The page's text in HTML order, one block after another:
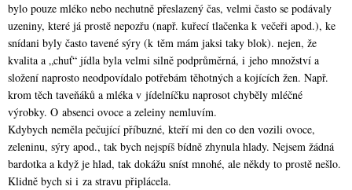
bylo pouze mléko nebo nechutně přeslazený čas, velmi často se podávaly
uzeniny, které já prostě nepozřu (např. kuřecí tlačenka k večeři apod.), ke
snídani byly často tavené sýry (k těm mám jaksi taky blok). nejen, že
kvalita a „chuť“ jídla byla velmi silně podprůměrná, i jeho množství a
složení naprosto neodpovídalo potřebám těhotných a kojících žen. Např.
krom těch taveňáků a mléka v jídelníčku naprosot chyběly mléčné
výrobky. O absenci ovoce a zeleiny nemluvím.
Kdybych neměla pečující příbuzné, kteří mi den co den vozili ovoce,
zeleninu, sýry apod., tak bych nejspíš bídně zhynula hlady. Nejsem žádná
bardotka a když je hlad, tak dokážu sníst mnohé, ale někdy to prostě nešlo.
Klidně bych si i za stravu připlácela.